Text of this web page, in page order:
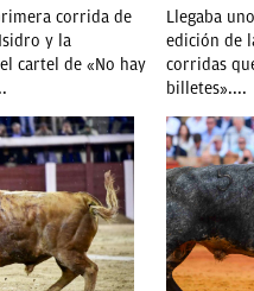
corrida de
y la
cartel de «No hay
Llegaba
edición de
corridas
billetes»....